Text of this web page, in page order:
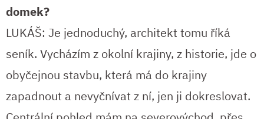
domek?
LUKÁŠ: Je jednoduchý, architekt tomu říká
seník. Vycházím z okolní krajiny, z historie, jde o
obyčejnou stavbu, která má do krajiny
zapadnout a nevyčnívat z ní, jen ji dokreslovat.